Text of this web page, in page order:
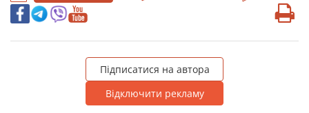
Підписатися на автора
Відключити рекламу